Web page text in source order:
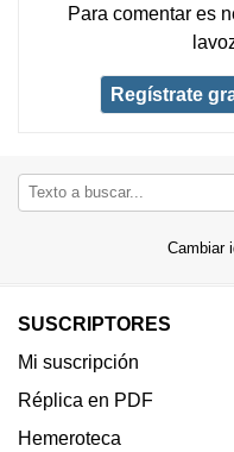
Para comentar es
Regístrate
Cambiar
SUSCRIPTORES
Mi suscripción
Réplica en PDF
Hemeroteca